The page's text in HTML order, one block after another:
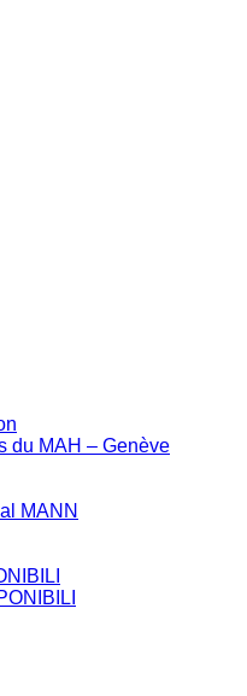
du MAH – Genève
MANN